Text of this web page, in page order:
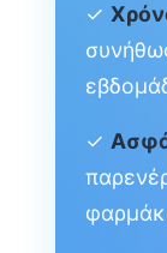
✓
✓